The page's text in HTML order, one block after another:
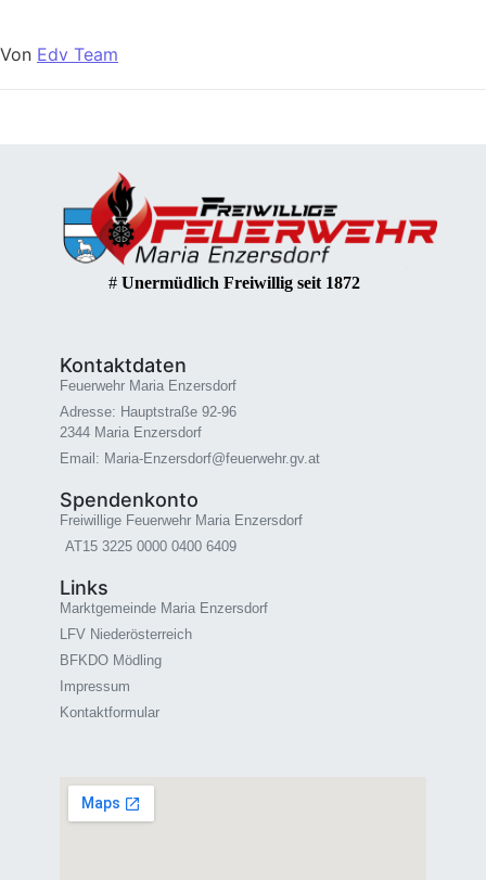
Von Edv Team
# Unermüdlich Freiwillig seit 1872
Kontaktdaten
Feuerwehr Maria Enzersdorf
Adresse: Hauptstraße 92-96
2344 Maria Enzersdorf
Email: Maria-Enzersdorf@feuerwehr.gv.at
Spendenkonto
Freiwillige Feuerwehr Maria Enzersdorf
AT15 3225 0000 0400 6409
Links
Marktgemeinde Maria Enzersdorf
LFV Niederösterreich
BFKDO Mödling
Impressum
Kontaktformular